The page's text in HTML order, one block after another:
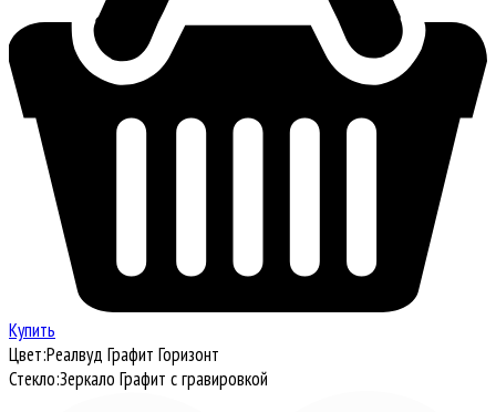
Купить
Цвет:Реалвуд Графит Горизонт
Стекло:Зеркало Графит с гравировкой